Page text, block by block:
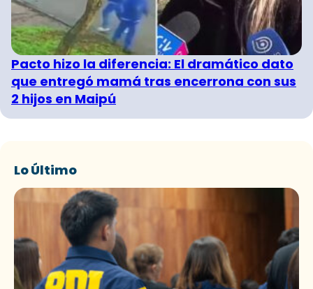
Pacto hizo la diferencia: El dramático dato
que entregó mamá tras encerrona con sus
2 hijos en Maipú
Lo Último